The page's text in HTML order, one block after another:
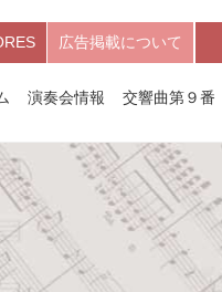
広告掲載について
演奏会情報 交響曲第９番